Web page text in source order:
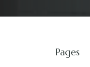
Pages